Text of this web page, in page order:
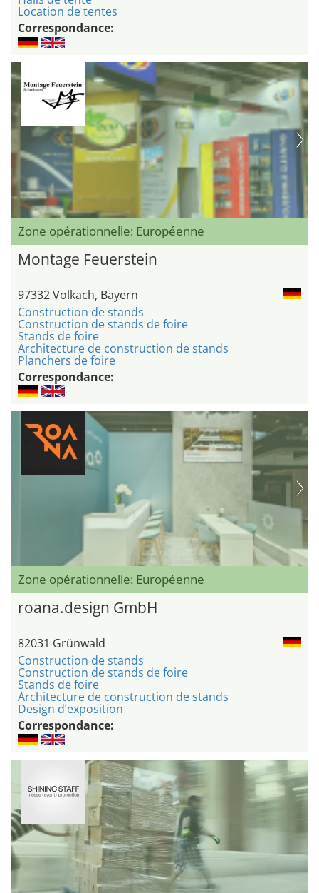
Location de tentes
Correspondance:
Zone opérationnelle: Européenne
Montage Feuerstein
97332 Volkach, Bayern
Construction de stands
Construction de stands de foire
Stands de foire
Architecture de construction de stands
Planchers de foire
Correspondance:
Zone opérationnelle: Européenne
roana.design GmbH
82031 Grünwald
Construction de stands
Construction de stands de foire
Stands de foire
Architecture de construction de stands
Design d’exposition
Correspondance: